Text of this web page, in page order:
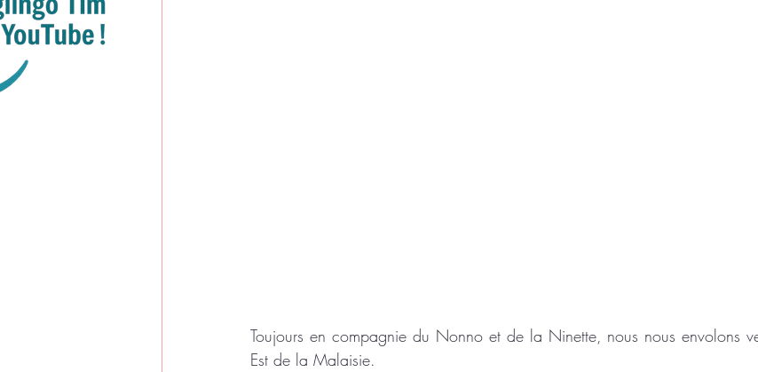
Toujours en compagnie du Nonno et de la Ninette, nous nous envolons
Est de la Malaisie.